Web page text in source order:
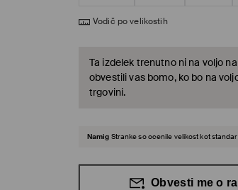
Vodič po velikostih
Ta izdelek trenutno ni na voljo
obvestili vas bomo, ko bo na
trgovini.
Namig Stranke so ocenile velikost kot
Obvesti me o